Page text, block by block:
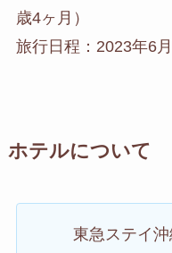
歳4ヶ月）
旅行日程：2023年6
ホテルについて
東急ステイ